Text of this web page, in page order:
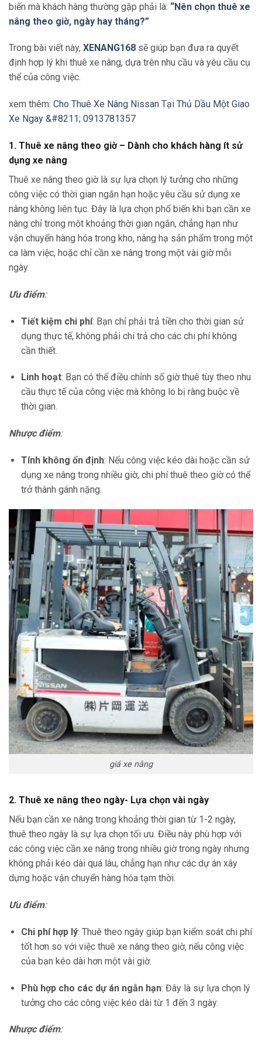
biến mà khách hàng thường gặp phải là: “Nên chọn thuê xe
nâng theo giờ, ngày hay tháng?”
Trong bài viết này, XENANG168 sẽ giúp bạn đưa ra quyết
định hợp lý khi thuê xe nâng, dựa trên nhu cầu và yêu cầu cụ
thể của công việc.
xem thêm: Cho Thuê Xe Nâng Nissan Tại Thủ Dầu Một Giao
Xe Ngay &#8211; 0913781357
1. Thuê xe nâng theo giờ – Dành cho khách hàng ít sử
dụng xe nâng
Thuê xe nâng theo giờ là sự lựa chọn lý tưởng cho những
công việc có thời gian ngắn hạn hoặc yêu cầu sử dụng xe
nâng không liên tục. Đây là lựa chọn phổ biến khi bạn cần xe
nâng chỉ trong một khoảng thời gian ngắn, chẳng hạn như
vận chuyển hàng hóa trong kho, nâng hạ sản phẩm trong một
ca làm việc, hoặc chỉ cần xe nâng trong một vài giờ mỗi
ngày.
Ưu điểm:
Tiết kiệm chi phí: Bạn chỉ phải trả tiền cho thời gian sử
dụng thực tế, không phải chi trả cho các chi phí không
cần thiết.
Linh hoạt: Bạn có thể điều chỉnh số giờ thuê tùy theo nhu
cầu thực tế của công việc mà không lo bị ràng buộc về
thời gian.
Nhược điểm:
Tính không ổn định: Nếu công việc kéo dài hoặc cần sử
dụng xe nâng trong nhiều giờ, chi phí thuê theo giờ có thể
trở thành gánh nặng.
giá xe nâng
2. Thuê xe nâng theo ngày- Lựa chọn vài ngày
Nếu bạn cần xe nâng trong khoảng thời gian từ 1-2 ngày,
thuê theo ngày là sự lựa chọn tối ưu. Điều này phù hợp với
các công việc cần xe nâng trong nhiều giờ trong ngày nhưng
không phải kéo dài quá lâu, chẳng hạn như các dự án xây
dựng hoặc vận chuyển hàng hóa tạm thời.
Ưu điểm:
Chi phí hợp lý: Thuê theo ngày giúp bạn kiểm soát chi phí
tốt hơn so với việc thuê xe nâng theo giờ, nếu công việc
của bạn kéo dài hơn một vài giờ.
Phù hợp cho các dự án ngắn hạn: Đây là sự lựa chọn lý
tưởng cho các công việc kéo dài từ 1 đến 3 ngày.
Nhược điểm: